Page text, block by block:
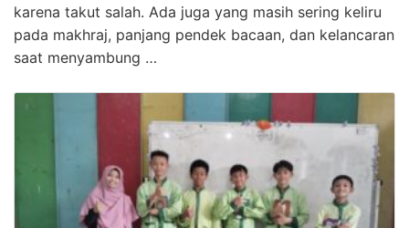
karena takut salah. Ada juga yang masih sering keliru
pada makhraj, panjang pendek bacaan, dan kelancaran
saat menyambung …